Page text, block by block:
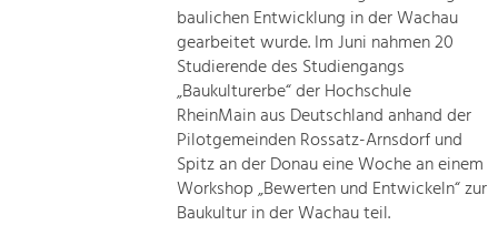
baulichen Entwicklung in der Wachau
gearbeitet wurde. Im Juni nahmen 20
Studierende des Studiengangs
„Baukulturerbe“ der Hochschule
RheinMain aus Deutschland anhand der
Pilotgemeinden Rossatz-Arnsdorf und
Spitz an der Donau eine Woche an einem
Workshop „Bewerten und Entwickeln“ zur
Baukultur in der Wachau teil.